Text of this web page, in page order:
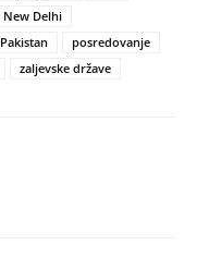
New Delhi
Pakistan
posredovanje
zaljevske države